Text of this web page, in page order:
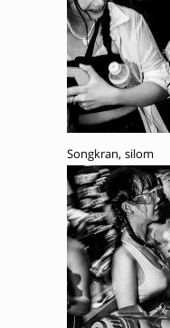
Songkran, silom